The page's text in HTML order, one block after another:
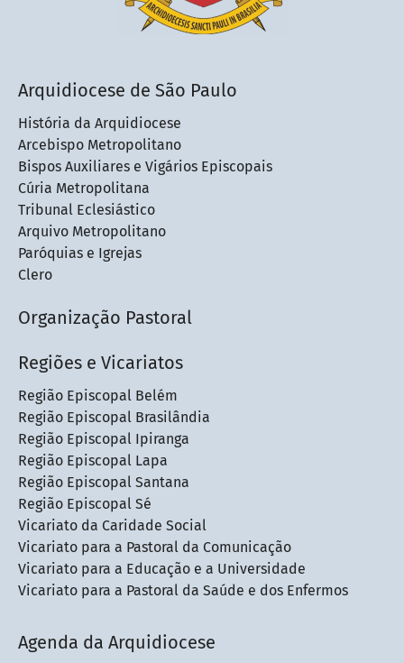
Arquidiocese de São Paulo
História da Arquidiocese
Arcebispo Metropolitano
Bispos Auxiliares e Vigários Episcopais
Cúria Metropolitana
Tribunal Eclesiástico
Arquivo Metropolitano
Paróquias e Igrejas
Clero
Organização Pastoral
Regiões e Vicariatos
Região Episcopal Belém
Região Episcopal Brasilândia
Região Episcopal Ipiranga
Região Episcopal Lapa
Região Episcopal Santana
Região Episcopal Sé
Vicariato da Caridade Social
Vicariato para a Pastoral da Comunicação
Vicariato para a Educação e a Universidade
Vicariato para a Pastoral da Saúde e dos Enfermos
Agenda da Arquidiocese